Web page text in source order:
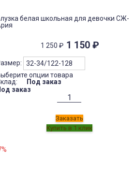
белая школьная для девочки СЖ-
1 250₽ 1 150₽
опции товара
Под заказ
заказ
Заказать